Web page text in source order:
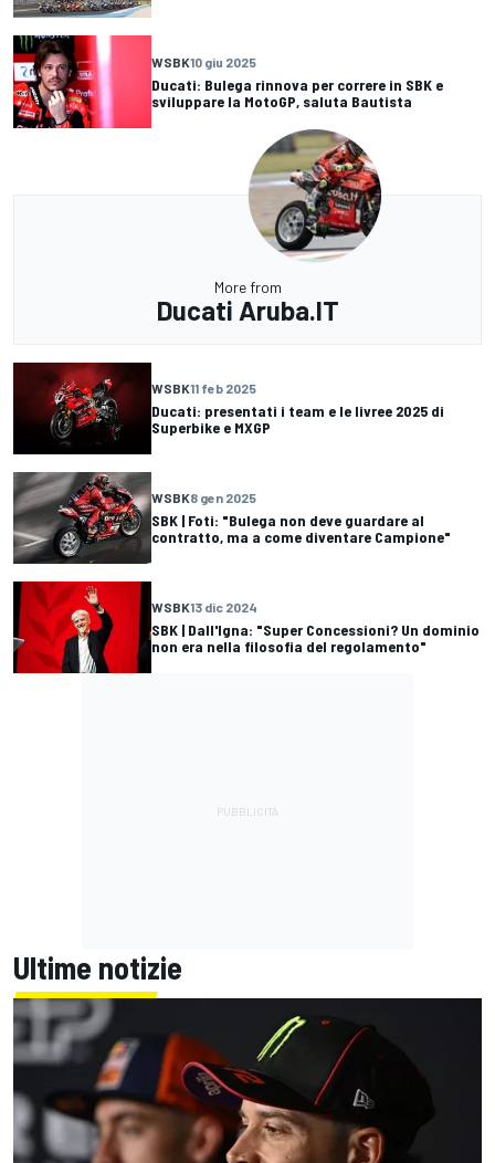
WSBK10 giu 2025
Ducati: Bulega rinnova per correre in SBK e
sviluppare la MotoGP, saluta Bautista
More from
Ducati Aruba.IT
WSBK11 feb 2025
Ducati: presentati i team e le livree 2025 di
Superbike e MXGP
WSBK8 gen 2025
SBK | Foti: "Bulega non deve guardare al
contratto, ma a come diventare Campione"
WSBK13 dic 2024
SBK | Dall'Igna: "Super Concessioni? Un dominio
non era nella filosofia del regolamento"
Ultime notizie